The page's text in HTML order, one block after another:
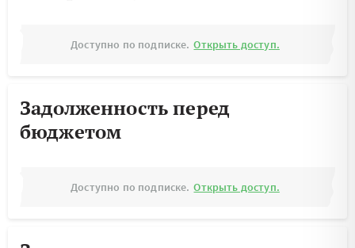
Доступно по подписке. Открыть доступ.
Задолженность перед
бюджетом
Доступно по подписке. Открыть доступ.